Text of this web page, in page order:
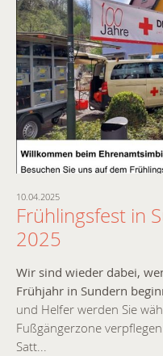
10.04.2025
Frühlingsfest in
2025
Wir sind wieder dabei,
Frühjahr in Sundern
und Helfer werden Sie
Fußgängerzone
Satt...